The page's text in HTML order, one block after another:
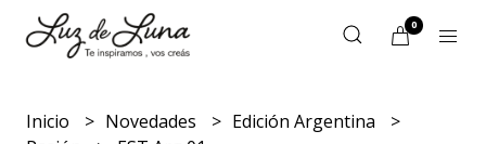
0
Inicio Novedades
Edición Argentina